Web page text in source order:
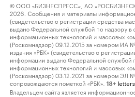
© ООО «БИЗНЕСПРЕСС», АО
2026. Сообщения и материалы
(свидетельство о регистрации средства
выдано Федеральной службой по надзору в
информационных технологий и массовых
(Роскомнадзор) 09.12.2015 за номером ИА
издания «РБК» (свидетельство о
информации выдано Федеральной службой
информационных технологий и массовых
(Роскомнадзор) 03.12.2021 за номером ЭЛ
сопровождаются пометкой «РБК».
18+
Владельцем сайта является